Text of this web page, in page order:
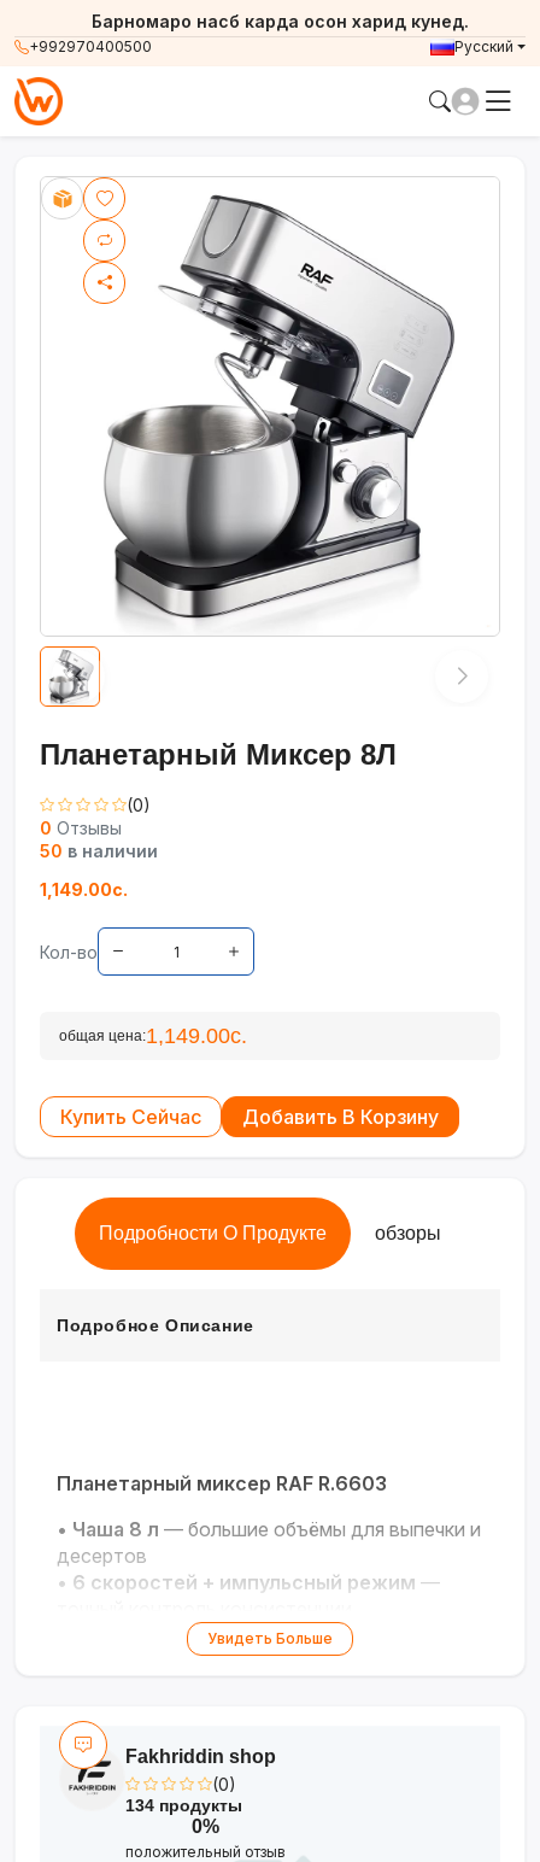
+992970400500
Барномаро насб карда осон харид кунед.
Русский
Планетарный Миксер 8Л
(0)
0 Отзывы
50 в наличии
1,149.00с.
Кол-во
общая цена:1,149.00с.
Купить Сейчас Добавить В Корзину
Подробности О Продукте обзоры
Подробное Описание
Планетарный миксер RAF R.6603
• Чаша 8 л — большие объёмы для выпечки и
десертов
• 6 скоростей + импульсный режим —
Нержавеющая сталь— прочность и
настройки и контроля
• Гарантия 3 года
уверенность в качестве
Идеальный помощник для кондитера и
домашней выпечки!
Увидеть Больше
Fakhriddin shop
(0)
134 продукты
0%
положительный отзыв